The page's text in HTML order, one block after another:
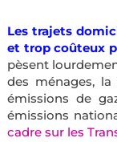
Les trajets
et trop coûteux
pèsent
des ménages,
émissions de
émissions
cadre sur les